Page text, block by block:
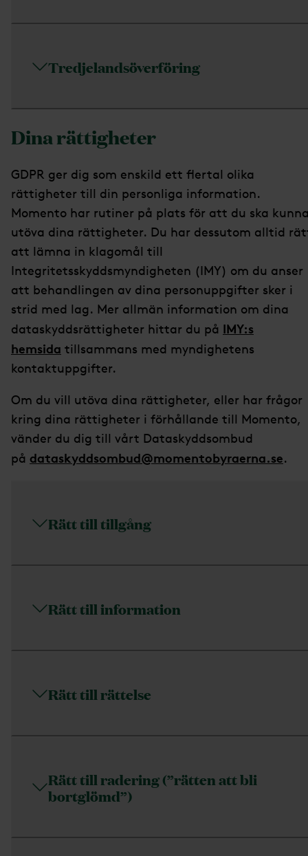
Tredjelandsöverföring
Dina rättigheter
GDPR ger dig som enskild ett ﬂertal olika
rättigheter till din personliga information.
Momento har rutiner på plats för att du ska
utöva dina rättigheter. Du har dessutom alltid
att lämna in klagomål till
Integritetsskyddsmyndigheten (IMY) om du anser
att behandlingen av dina personuppgifter sker i
strid med lag. Mer allmän information om dina
dataskyddsrättigheter hittar du på IMY:s
hemsida tillsammans med myndighetens
kontaktuppgifter.
Om du vill utöva dina rättigheter, eller har frågor
kring dina rättigheter i förhållande till Momento,
vänder du dig till vårt Dataskyddsombud
på dataskyddsombud@momentobyraerna.se.
Rätt till tillgång
Rätt till information
Rätt till rättelse
Rätt till radering (”rätten att bli
bortglömd”)